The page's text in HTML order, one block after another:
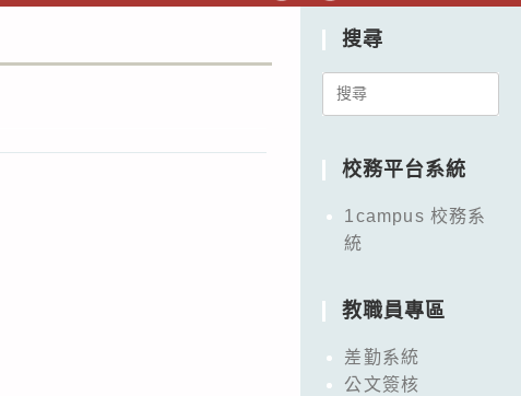
搜尋
Search
校務平台系統
1campus 校務系
統
教職員專區
差勤系統
公文簽核